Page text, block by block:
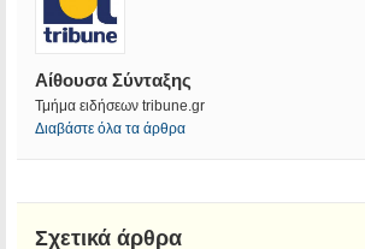
Αίθουσα Σύνταξης
Τμήμα ειδήσεων tribune.gr
Διαβάστε όλα τα άρθρα
Σχετικά άρθρα